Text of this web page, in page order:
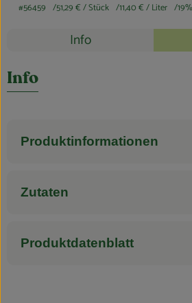
#56459 51,29 €/ Stück 11,40 €/ Liter
Rezepte
Info
Info
Produktinformationen
Zutaten
Produktdatenblatt